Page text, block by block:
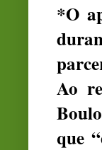
*O
Ao
que